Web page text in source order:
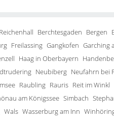
Berchtesgaden Bergen
Freilassing Gangkofen Garching
Haag in Oberbayern
Neubiberg Neufahrn bei
Raubling Rauris Reit im Winkl
am Königssee Simbach
Wals Wasserburg am Inn